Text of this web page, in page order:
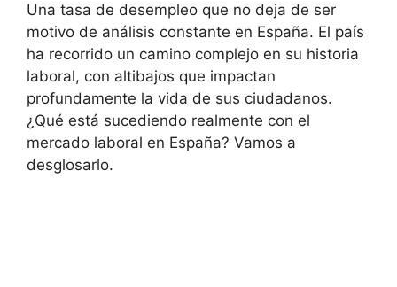
Una tasa de desempleo que no deja de ser
motivo de análisis constante en España. El país
ha recorrido un camino complejo en su historia
laboral, con altibajos que impactan
profundamente la vida de sus ciudadanos.
¿Qué está sucediendo realmente con el
mercado laboral en España? Vamos a
desglosarlo.